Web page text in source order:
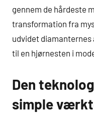
gennem de hårdeste
transformation fra
udvidet diamanternes
til en hjørnesten i
Den
simple